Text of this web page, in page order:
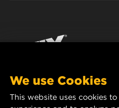
РЕКВІЗИТИ
MANN+HUMMEL FT Poland
We use Cookies
This website uses cookies